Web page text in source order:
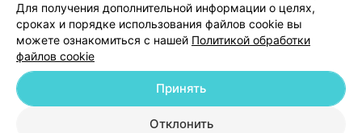
© 2026 ООО «Артокс Лаб», УНП 191700409
| 220012, Республика Беларусь,
Для получения дополнительной информации о целях,
сроках и порядке использования файлов cookie вы
можете ознакомиться с нашей Политикой обработки
файлов cookie
Отклонить
Принять